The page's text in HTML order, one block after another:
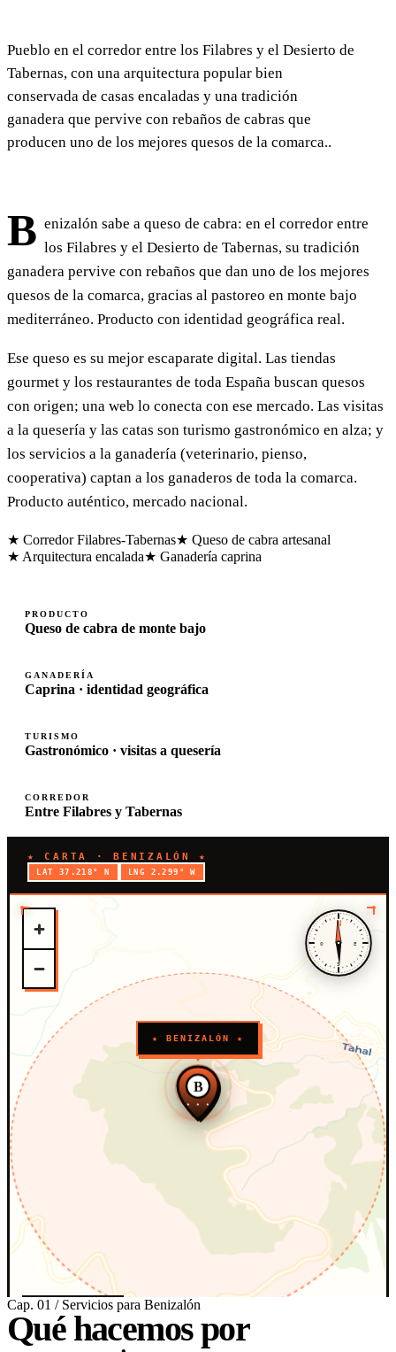
Pueblo en el corredor entre los Filabres y el Desierto de
Tabernas, con una arquitectura popular bien
conservada de casas encaladas y una tradición
ganadera que pervive con rebaños de cabras que
producen uno de los mejores quesos de la comarca..
B enizalón sabe a queso de cabra: en el corredor entre
los Filabres y el Desierto de Tabernas, su tradición
ganadera pervive con rebaños que dan uno de los mejores
quesos de la comarca, gracias al pastoreo en monte bajo
mediterráneo. Producto con identidad geográfica real.
Ese queso es su mejor escaparate digital. Las tiendas
gourmet y los restaurantes de toda España buscan quesos
con origen; una web lo conecta con ese mercado. Las visitas
a la quesería y las catas son turismo gastronómico en alza; y
los servicios a la ganadería (veterinario, pienso,
cooperativa) captan a los ganaderos de toda la comarca.
Producto auténtico, mercado nacional.
★ Corredor Filabres-Tabernas★ Queso de cabra artesanal
★ Arquitectura encalada★ Ganadería caprina
PRODUCTO
Queso de cabra de monte bajo
GANADERÍA
Caprina · identidad geográfica
TURISMO
Gastronómico · visitas a quesería
CORREDOR
Entre Filabres y Tabernas
★ CARTA · BENIZALÓN ★
LAT 37.218° N LNG 2.299° W
★ BENIZALÓN ★
B
★ ★ ★
N
E
S
O
·
ESCALA · APROX
Cap. 01 / Servicios para Benizalón
Qué hacemos por